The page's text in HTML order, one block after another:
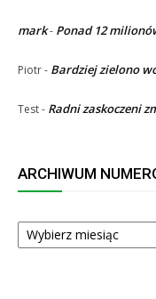
mark- Ponad 12
Piotr- Bardziej zielono
Test- Radni zaskoczeni
ARCHIWUM
ARCHIWUM
NUMERÓW